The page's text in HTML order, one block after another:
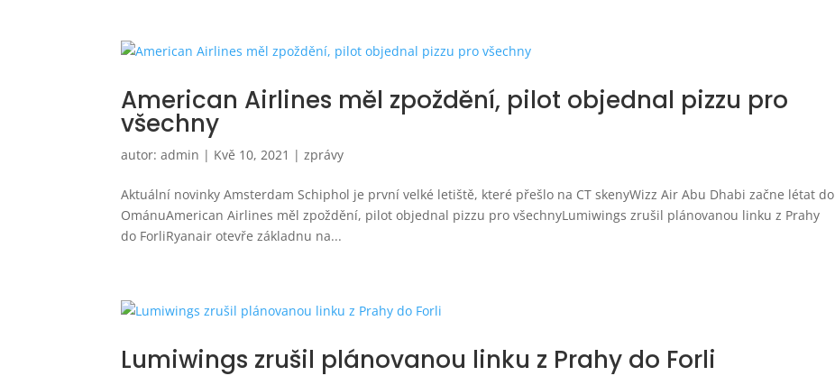
American Airlines měl zpoždění, pilot objednal pizzu pro
všechny
autor:admin | Kvě 10, 2021 |zprávy
Aktuální novinky Amsterdam Schiphol je první velké letiště, které přešlo na CT skenyWizz Air Abu Dhabi začne létat do
OmánuAmerican Airlines měl zpoždění, pilot objednal pizzu pro všechnyLumiwings zrušil plánovanou linku z Prahy
do ForliRyanair otevře základnu na...
Lumiwings zrušil plánovanou linku z Prahy do Forli